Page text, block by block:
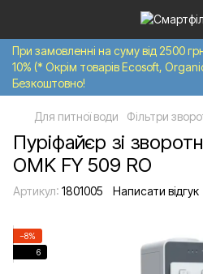
При замовленні на суму від 2500
10% (* Окрім товарів Ecosoft,
Безкоштовно!
Для питної води Фільтри
Пуріфайєр зі
OMK FY 509 RO
Артикул: 1801005 Написати відгук
−8%
6